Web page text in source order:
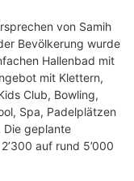
von Samih
Bevölkerung wurde
Hallenbad mit
mit Klettern,
Club, Bowling,
Spa, Padelplätzen
Die geplante
auf rund 5’000